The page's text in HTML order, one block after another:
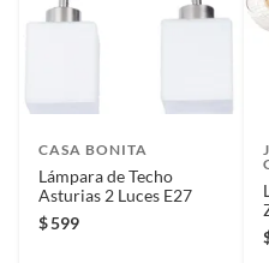
CASA BONITA
Lámpara de Techo
Asturias 2 Luces E27
$599